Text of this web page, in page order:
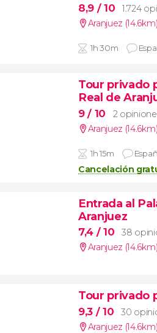
8,9 / 10
1.724
Aranjuez
1h 30m
Tour privado
Real de
9/ 10
2
Aranjuez
1h 15m
Cancelación
Entrada al
Aranjuez
7,4 / 10
38
Aranjuez
Tour privado
9,3 / 10
30
Aranjuez